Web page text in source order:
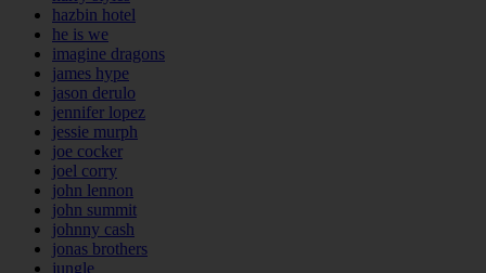
hazbin hotel
he is we
imagine dragons
james hype
jason derulo
jennifer lopez
jessie murph
joe cocker
joel corry
john lennon
john summit
johnny cash
jonas brothers
jungle